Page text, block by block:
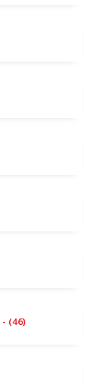
- (46)